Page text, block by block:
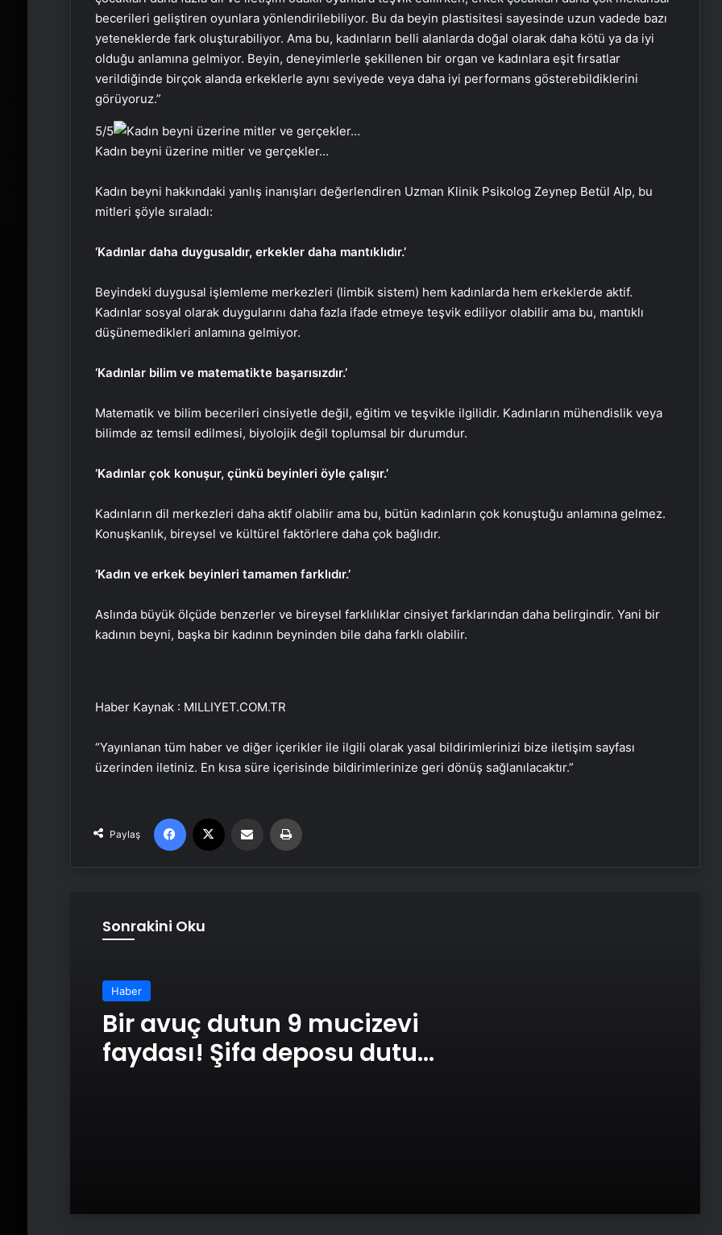
becerileri geliştiren oyunlara yönlendirilebiliyor. Bu da beyin plastisitesi sayesinde uzun vadede bazı
yeteneklerde fark oluşturabiliyor. Ama bu, kadınların belli alanlarda doğal olarak daha kötü ya da iyi
olduğu anlamına gelmiyor. Beyin, deneyimlerle şekillenen bir organ ve kadınlara eşit fırsatlar
verildiğinde birçok alanda erkeklerle aynı seviyede veya daha iyi performans gösterebildiklerini
görüyoruz.”
5/5
Kadın beyni üzerine mitler ve gerçekler…
Kadın beyni hakkındaki yanlış inanışları değerlendiren Uzman Klinik Psikolog Zeynep Betül Alp, bu
mitleri şöyle sıraladı:
‘Kadınlar daha duygusaldır, erkekler daha mantıklıdır.’
Beyindeki duygusal işlemleme merkezleri (limbik sistem) hem kadınlarda hem erkeklerde aktif.
Kadınlar sosyal olarak duygularını daha fazla ifade etmeye teşvik ediliyor olabilir ama bu, mantıklı
düşünemedikleri anlamına gelmiyor.
‘Kadınlar bilim ve matematikte başarısızdır.’
Matematik ve bilim becerileri cinsiyetle değil, eğitim ve teşvikle ilgilidir. Kadınların mühendislik veya
bilimde az temsil edilmesi, biyolojik değil toplumsal bir durumdur.
‘Kadınlar çok konuşur, çünkü beyinleri öyle çalışır.’
Kadınların dil merkezleri daha aktif olabilir ama bu, bütün kadınların çok konuştuğu anlamına gelmez.
Konuşkanlık, bireysel ve kültürel faktörlere daha çok bağlıdır.
‘Kadın ve erkek beyinleri tamamen farklıdır.’
Aslında büyük ölçüde benzerler ve bireysel farklılıklar cinsiyet farklarından daha belirgindir. Yani bir
kadının beyni, başka bir kadının beyninden bile daha farklı olabilir.
Haber Kaynak : MILLIYET.COM.TR
“Yayınlanan tüm haber ve diğer içerikler ile ilgili olarak yasal bildirimlerinizi bize iletişim sayfası
üzerinden iletiniz. En kısa süre içerisinde bildirimlerinize geri dönüş sağlanılacaktır.”
Paylaş
Facebook Email'den paylaş
Sonrakini Oku
Haber
Bir avuç dutun 9 mucizevi
faydası! Şifa deposu dutun
şaşırtacak!
İstanbul’da 3 ayda yaklaşık 41